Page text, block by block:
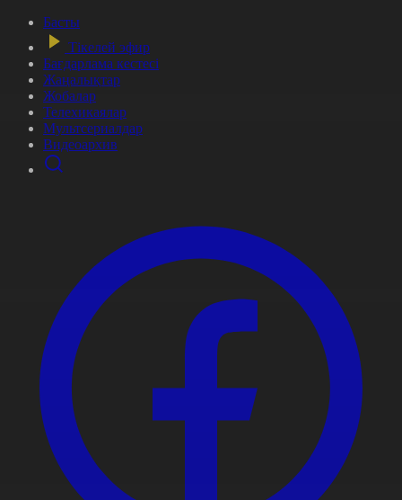
Басты
Тікелей эфир
Бағдарлама кестесі
Жаңалықтар
Жобалар
Телехикаялар
Мультсериалдар
Видеоархив